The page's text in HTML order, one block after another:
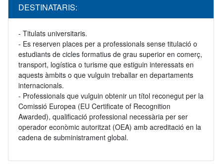
DESTINATARIS:
- Titulats universitaris.
- Es reserven places per a professionals sense titulació o
estudiants de cicles formatius de grau superior en comerç,
transport, logística o turisme que estiguin interessats en
aquests àmbits o que vulguin treballar en departaments
internacionals.
- Professionals que vulguin obtenir un títol reconegut per la
Comissió Europea (EU Certificate of Recognition
Awarded), qualificació professional necessària per ser
operador econòmic autoritzat (OEA) amb acreditació en la
cadena de subministrament global.